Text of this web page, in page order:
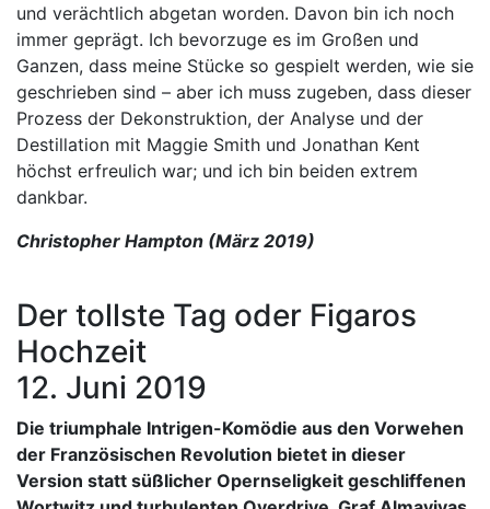
und verächtlich abgetan worden. Davon bin ich noch
immer geprägt. Ich bevorzuge es im Großen und
Ganzen, dass meine Stücke so gespielt werden, wie sie
geschrieben sind – aber ich muss zugeben, dass dieser
Prozess der Dekonstruktion, der Analyse und der
Destillation mit Maggie Smith und Jonathan Kent
höchst erfreulich war; und ich bin beiden extrem
dankbar.
Christopher Hampton (März 2019)
Der tollste Tag oder Figaros
Hochzeit
12. Juni 2019
Die triumphale Intrigen-Komödie aus den Vorwehen
der Französischen Revolution bietet in dieser
Version statt süßlicher Opernseligkeit geschliffenen